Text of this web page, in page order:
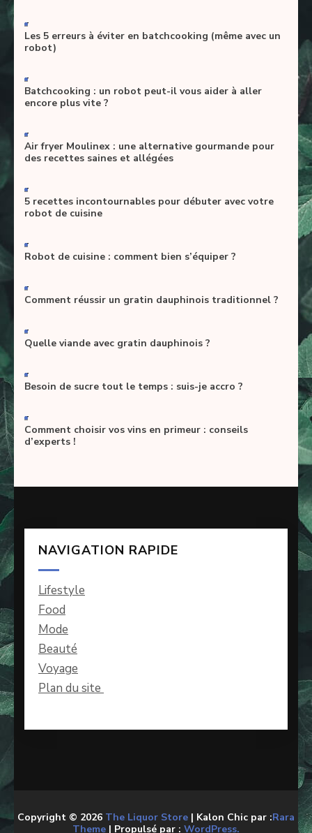
-
Les 5 erreurs à éviter en batchcooking (même avec un
robot)
-
Batchcooking : un robot peut-il vous aider à aller
encore plus vite ?
-
Air fryer Moulinex : une alternative gourmande pour
des recettes saines et allégées
-
5 recettes incontournables pour débuter avec votre
robot de cuisine
-
Robot de cuisine : comment bien s’équiper ?
-
Comment réussir un gratin dauphinois traditionnel ?
-
Quelle viande avec gratin dauphinois ?
-
Besoin de sucre tout le temps : suis-je accro ?
-
Comment choisir vos vins en primeur : conseils
d’experts !
NAVIGATION RAPIDE
Lifestyle
Food
Mode
Beauté
Voyage
Plan du site
Copyright © 2026 The Liquor Store | Kalon Chic par :Rara
Theme | Propulsé par : WordPress.